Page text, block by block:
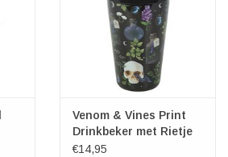
Venom & Vines Print
Drinkbeker met Rietje
€14,95